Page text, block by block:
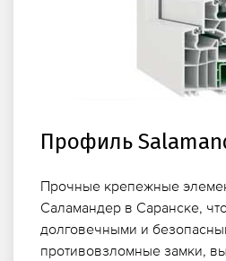
Профиль
Прочные крепежные
Саламандер в Саранске,
долговечными и
противовзломные замки,